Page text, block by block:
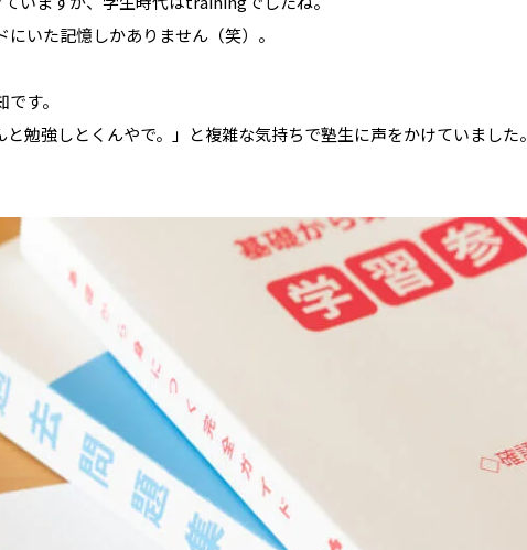
いた記憶しかありません（笑）。
す。
勉強しとくんやで。」と複雑な気持ちで塾生に声をかけていました。